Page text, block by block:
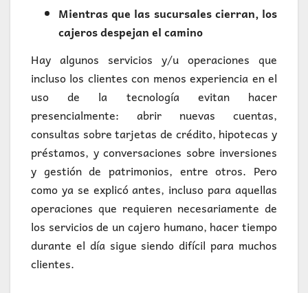
Mientras que las sucursales cierran, los
cajeros despejan el camino
Hay algunos servicios y/u operaciones que
incluso los clientes con menos experiencia en el
uso de la tecnología evitan hacer
presencialmente: abrir nuevas cuentas,
consultas sobre tarjetas de crédito, hipotecas y
préstamos, y conversaciones sobre inversiones
y gestión de patrimonios, entre otros. Pero
como ya se explicó antes, incluso para aquellas
operaciones que requieren necesariamente de
los servicios de un cajero humano, hacer tiempo
durante el día sigue siendo difícil para muchos
clientes.